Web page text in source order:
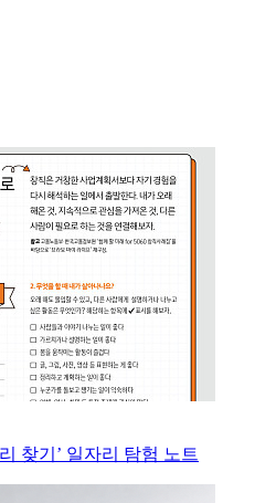
찾기’ 일자리 탐험 노트